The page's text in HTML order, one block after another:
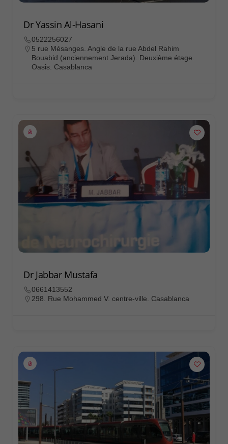
Dr Yassin Al-Hasani
0522256027
5 rue Mésanges. Angle de la rue Abdel Rahim
Bouabid (anciennement Jerada). Deuxième étage.
Oasis. Casablanca
Dr Jabbar Mustafa
0661413552
298. Rue Mohammed V. centre-ville. Casablanca